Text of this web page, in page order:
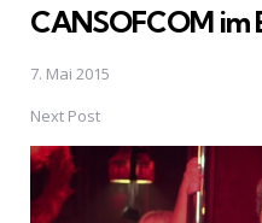
CANSOFCOM
7. Mai 2015
Next Post